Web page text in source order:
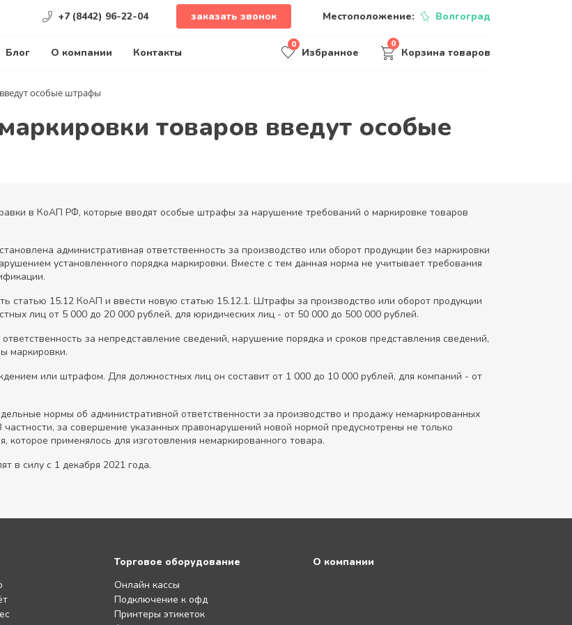
+7 (8442) 96-22-04 заказать звонок Местоположение: Волгоград
Блог О компании Контакты Избранное
0
Корзина товаров
0
особые штрафы
товаров введут особые
в КоАП РФ, которые вводят особые штрафы за нарушение требований о маркировке товаров
административная ответственность за производство или оборот продукции без маркировки
установленного порядка маркировки. Вместе с тем данная норма не учитывает требования
статью 15.12 КоАП и ввести новую статью 15.12.1. Штрафы за производство или оборот продукции
лиц от 5 000 до 20 000 рублей, для юридических лиц - от 50 000 до 500 000 рублей.
за непредставление сведений, нарушение порядка и сроков представления сведений,
маркировки.
или штрафом. Для должностных лиц он составит от 1 000 до 10 000 рублей, для компаний - от
нормы об административной ответственности за производство и продажу немаркированных
за совершение указанных правонарушений новой нормой предусмотрены не только
применялось для изготовления немаркированного товара.
в силу с 1 декабря 2021 года.
Торговое оборудование
Онлайн кассы
Подключение к офд
Принтеры этикеток
О компании